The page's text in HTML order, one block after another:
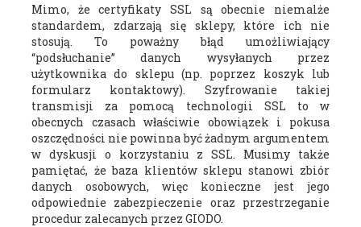
Mimo, że certyfikaty SSL są obecnie niemalże
standardem, zdarzają się sklepy, które ich nie
stosują. To poważny błąd umożliwiający
“podsłuchanie” danych wysyłanych przez
użytkownika do sklepu (np. poprzez koszyk lub
formularz kontaktowy). Szyfrowanie takiej
transmisji za pomocą technologii SSL to w
obecnych czasach właściwie obowiązek i pokusa
oszczędności nie powinna być żadnym argumentem
w dyskusji o korzystaniu z SSL. Musimy także
pamiętać, że baza klientów sklepu stanowi zbiór
danych osobowych, więc konieczne jest jego
odpowiednie zabezpieczenie oraz przestrzeganie
procedur zalecanych przez GIODO.